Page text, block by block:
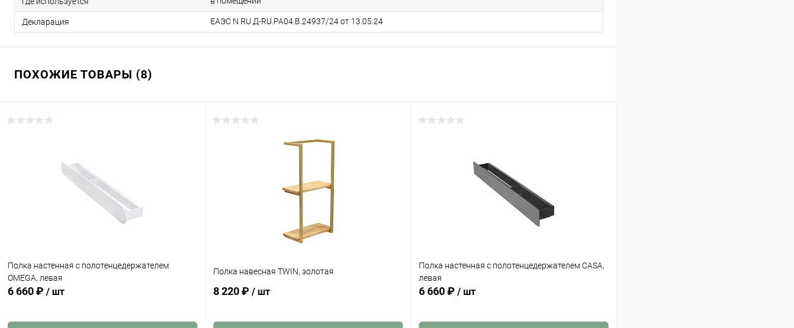
Декларация ЕАЭС N RU Д-RU.РА04.В.24937/24 от 13.05.24
ПОХОЖИЕ ТОВАРЫ (8)
Полка настенная с полотенцедержателем
OMEGA, левая
6 660 ₽ / шт
Полка навесная TWIN, золотая
8 220 ₽ / шт
Полка настенная с полотенцедержателем CASA,
левая
6 660 ₽ / шт